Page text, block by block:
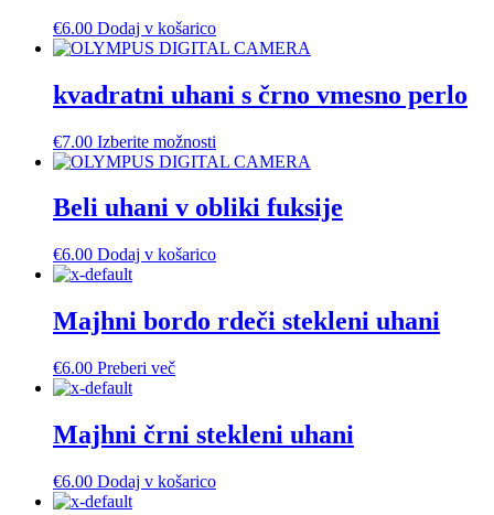
€6.00 Dodaj v košarico
kvadratni uhani s črno vmesno perlo
€7.00 Izberite možnosti
izdelek
več
različic.
lahko
strani
izdelka
Beli uhani v obliki fuksije
€6.00 Dodaj v košarico
Majhni bordo rdeči stekleni uhani
€6.00 Preberi več
Majhni črni stekleni uhani
€6.00 Dodaj v košarico